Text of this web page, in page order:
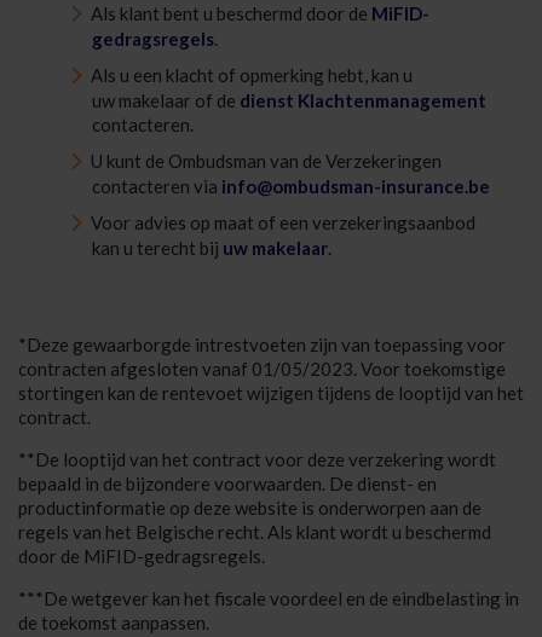
Als klant bent u beschermd door de MiFID-
gedragsregels.
Als u een klacht of opmerking hebt, kan u
uw makelaar of de dienst Klachtenmanagement
contacteren.
U kunt de Ombudsman van de Verzekeringen
contacteren via info@ombudsman-insurance.be
Voor advies op maat of een verzekeringsaanbod
kan u terecht bij uw makelaar.
*Deze gewaarborgde intrestvoeten zijn van toepassing voor
contracten afgesloten vanaf 01/05/2023. Voor toekomstige
stortingen kan de rentevoet wijzigen tijdens de looptijd van het
contract.
**De looptijd van het contract voor deze verzekering wordt
bepaald in de bijzondere voorwaarden. De dienst- en
productinformatie op deze website is onderworpen aan de
regels van het Belgische recht. Als klant wordt u beschermd
door de MiFID-gedragsregels.
***De wetgever kan het fiscale voordeel en de eindbelasting in
de toekomst aanpassen.